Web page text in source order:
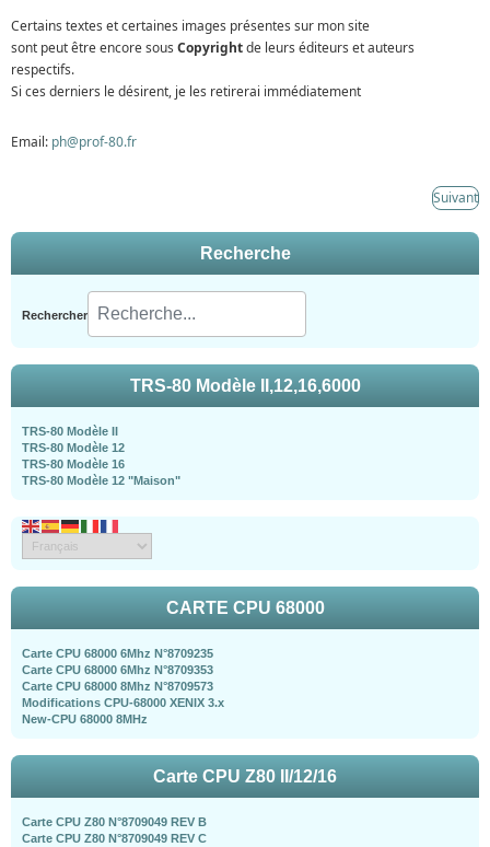
Certains textes et certaines images présentes sur mon site
sont peut être encore sous Copyrightde leurs éditeurs et auteurs
respectifs.
Si ces derniers le désirent, je les retirerai immédiatement
Email: ph@prof-80.fr
Suivant
Recherche
Rechercher
TRS-80 Modèle II,12,16,6000
TRS-80 Modèle II
TRS-80 Modèle 12
TRS-80 Modèle 16
TRS-80 Modèle 12 "Maison"
CARTE CPU 68000
Carte CPU 68000 6Mhz N°8709235
Carte CPU 68000 6Mhz N°8709353
Carte CPU 68000 8Mhz N°8709573
Modifications CPU-68000 XENIX 3.x
New-CPU 68000 8MHz
Carte CPU Z80 II/12/16
Carte CPU Z80 N°8709049 REV B
Carte CPU Z80 N°8709049 REV C